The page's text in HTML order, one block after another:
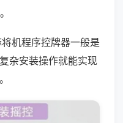
机程序控牌器一般是
杂安装操作就能实现